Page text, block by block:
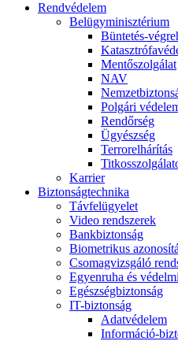
Rendvédelem
Belügyminisztérium
Büntetés-
Mentőszolgálat
NAV
Polgári
Rendőrség
Ügyészség
Terrorelhárítás
Karrier
Biztonságtechnika
Távfelügyelet
Video rendszerek
Bankbiztonság
Biometrikus
Csomagvizsgáló
Egyenruha és
Egészségbiztonság
IT-biztonság
Adatvédelem
Információ-